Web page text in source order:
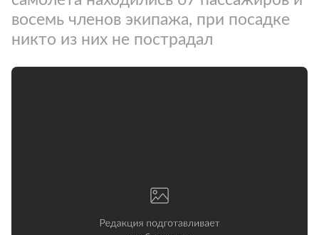
восемь членов экипажа, при посадке
никто из них не пострадал